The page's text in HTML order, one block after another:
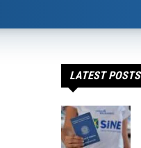
LATEST POSTS